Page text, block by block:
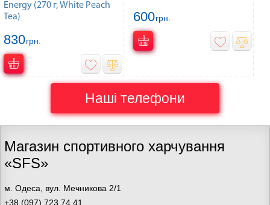
Energy (270 г, White Peach
Tea)
830грн.
600грн.
Наші телефони
Магазин спортивного харчування
«SFS»
м. Одеса, вул. Мечникова 2/1
+38 (097) 723 74 41